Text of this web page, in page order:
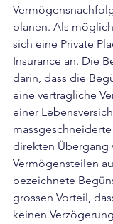
planen. Als
sich eine Private
Insurance an. Die
darin, dass die
eine vertragliche
einer
direkten Übergang
Vermögensteilen
bezeichnete
grossen Vorteil,
keinen